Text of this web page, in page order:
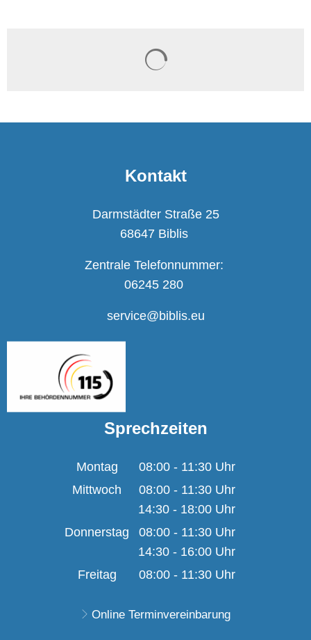
Kontakt
Darmstädter Straße 25
68647 Biblis
Zentrale Telefonnummer:
06245 280
service@biblis.eu
Sprechzeiten
Montag 08:00- 11:30Uhr
Von 08:00 bis 11:30
Mittwoch 08:00- 11:30Uhr
Von 08:00 bis 11:30
14:30 - 18:00 Uhr
Von 14:30 bis 18:00
Donnerstag 08:00- 11:30Uhr
Von 08:00 bis 11:30
14:30 - 16:00 Uhr
Von 14:30 bis 16:00
Freitag 08:00- 11:30Uhr
Online Terminvereinbarung